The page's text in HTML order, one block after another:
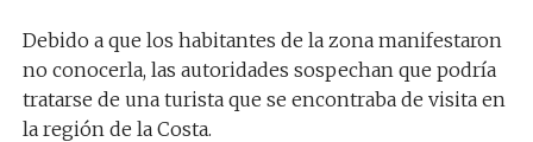
Debido a que los habitantes de la zona manifestaron
no conocerla, las autoridades sospechan que podría
tratarse de una turista que se encontraba de visita en
la región de la Costa.